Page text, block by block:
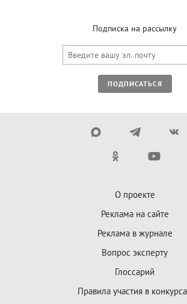
Подписка на рассылку
ПОДПИСАТЬСЯ
О проекте
Реклама на сайте
Реклама в журнале
Вопрос эксперту
Глоссарий
Правила участия в